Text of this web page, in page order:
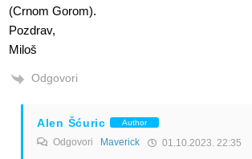
(Crnom Gorom).
Pozdrav,
Miloš
Odgovori
Alen Šćuric Author
Odgovori Maverick 01.10.2023. 22:35